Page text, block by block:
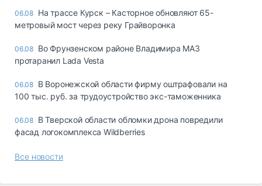
06.08 На трассе Курск – Касторное обновляют 65-
метровый мост через реку Грайворонка
06.08 Во Фрунзенском районе Владимира МАЗ
протаранил Lada Vesta
06.08 В Воронежской области фирму оштрафовали на
100 тыс. руб. за трудоустройство экс-таможенника
06.08 В Тверской области обломки дрона повредили
фасад логокомплекса Wildberries
Все новости